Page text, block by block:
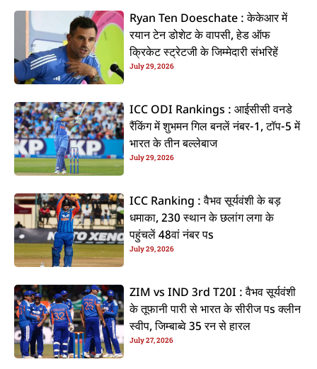
Ryan Ten Doeschate : केकेआर में
रयान टेन डोशेट के वापसी, हेड ऑफ
क्रिकेट स्ट्रेटजी के जिम्मेदारी संभरिहें
July 29, 2026
ICC ODI Rankings : आईसीसी वनडे
रैंकिंग में शुभमन गिल बनलें नंबर-1, टॉप-5 में
भारत के तीन बल्लेबाज
July 29, 2026
ICC Ranking : वैभव सूर्यवंशी के बड़
धमाका, 230 स्थान के छलांग लगा के
पहुंचलें 48वां नंबर पs
July 29, 2026
ZIM vs IND 3rd T20I : वैभव सूर्यवंशी
के तूफानी पारी से भारत के सीरीज पs क्लीन
स्वीप, जिम्बाब्वे 35 रन से हारल
July 27, 2026